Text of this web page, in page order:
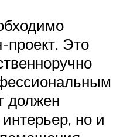
проект. Это
должен
но и